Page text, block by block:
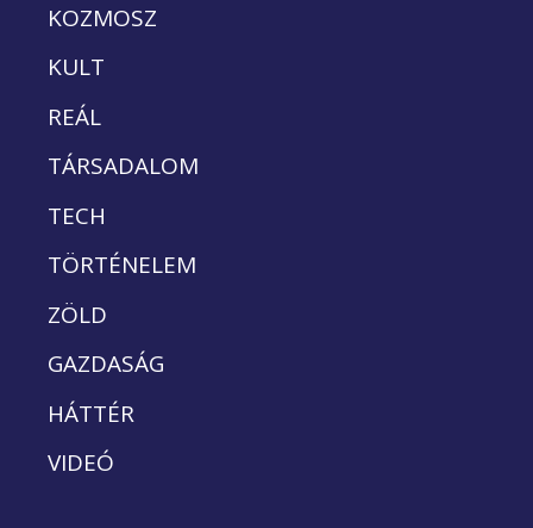
KOZMOSZ
KULT
REÁL
TÁRSADALOM
TECH
TÖRTÉNELEM
ZÖLD
GAZDASÁG
HÁTTÉR
VIDEÓ